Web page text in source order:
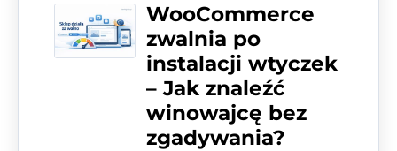
WooCommerce
zwalnia po
instalacji wtyczek
– Jak znaleźć
winowajcę bez
zgadywania?